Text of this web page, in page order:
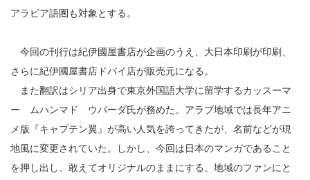
アラビア語圏も対象とする。
今回の刊行は紀伊國屋書店が企画のうえ、大日本印刷が印刷、
さらに紀伊國屋書店ドバイ店が販売元になる。
また翻訳はシリア出身で東京外国語大学に留学するカッスーマ
ー ムハンマド ウバーダ氏が務めた。アラブ地域では長年アニ
メ版『キャプテン翼』が高い人気を誇ってきたが、名前などが現
地風に変更されていた。しかし、今回は日本のマンガであること
を押し出し、敢えてオリジナルのままにする。地域のファンにと